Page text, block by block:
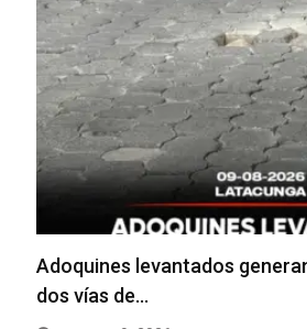
Adoquines levantados generan
dos vías de…